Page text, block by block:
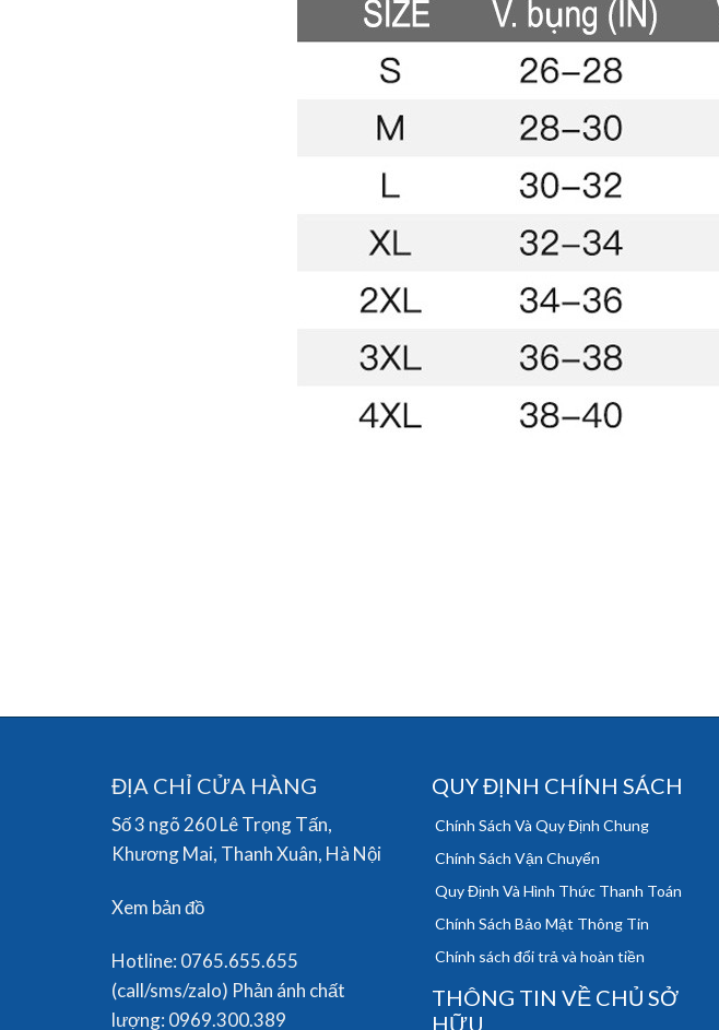
ĐỊA CHỈ CỬA HÀNG
Số 3 ngõ 260 Lê Trọng Tấn,
Khương Mai, Thanh Xuân, Hà Nội
Xem bản đồ
Hotline: 0765.655.655
(call/sms/zalo) Phản ánh chất
lượng: 0969.300.389
QUY ĐỊNH CHÍNH SÁCH
Chính Sách Và Quy Định Chung
Chính Sách Vận Chuyển
Quy Định Và Hình Thức Thanh Toán
Chính Sách Bảo Mật Thông Tin
Chính sách đổi trả và hoàn tiền
THÔNG TIN VỀ CHỦ SỞ
HỮU